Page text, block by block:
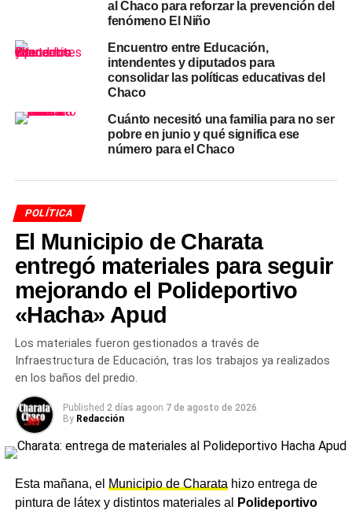
El temario incorporó dos ejes de alto impacto para el
norte argentino. El primero fue lasituación actual de la
industria en el Norte Grande, un rubro que en el Chaco
incluye la agroindustriaalgodonera, la producción forestal
y la industria manufacturera del Gran Resistencia. El
segundo fue el estado delacuerdo comercial entre el
Mercosur y la Unión Europea, cuya entrada en vigor
provisional fue anunciada para el 1° de mayo de 2026 y
primarios pero riesgo de competencia para sectores
industriales con menor escala.
El rol del Chaco en la
articulación federal del
Parlamento del Norte Grande
2026
La participación de Delgado en la Mesa Ejecutiva del
Parlamento del Norte Grande 2026
estrategia del Poder Legislativo chaqueño de proyectar la
voz de la provincia en los espacios de coordinación
interprovincial. El organismo —que agrupa a las
legislaturas de las diezprovinciasdel norte argentino—
al Chaco para reforzar la prevención del
fenómeno El Niño
Encuentro entre Educación,
intendentes y diputados para
consolidar las políticas educativas del
Chaco
Cuánto necesitó una familia para no ser
pobre en junio y qué significa ese
número para el Chaco
POLÍTICA
El Municipio de Charata
entregó materiales para seguir
mejorando el Polideportivo
«Hacha» Apud
Los materiales fueron gestionados a través de
Infraestructura de Educación, tras los trabajos ya realizados
en los baños del predio.
Published 2 días agoon 7 de agosto de 2026
By Redacción
Esta mañana, el Municipio de Charata hizo entrega de
pintura de látex y distintos materiales al
Polideportivo